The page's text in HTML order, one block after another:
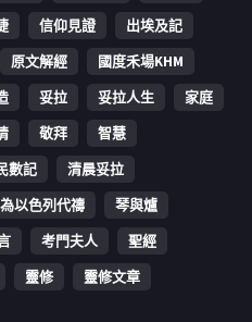
信仰見證
出埃及記
原文解經
國度禾場KHM
妥拉 妥拉人生
家庭
敬拜
智慧
數記
清晨妥拉
為以色列代禱
琴與爐
考門夫人
聖經
靈修 靈修文章